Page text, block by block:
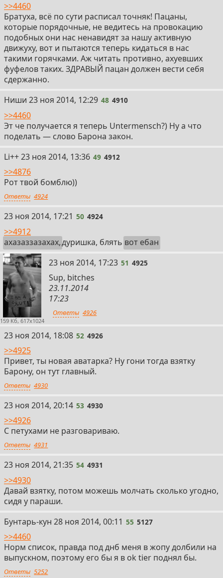
>>4460
Братуха, всё по сути расписал точняк! Пацаны,
которые порядочные, не ведитесь на провокацию
подобных они нас ненавидят за нашу активную
движуху, вот и пытаются теперь кидаться в нас
такими горячками. Аж читать противно, ахуевших
фуфелов таких. ЗДРАВЫЙ пацан должен вести себя
сдержанно.
Ниши 48
23 ноя 2014, 12:29 48 4910
>>4460
Эт че получается я теперь Untermensch?) Ну а что
поделать — слово Барона закон.
Li++ 49
23 ноя 2014, 13:36 49 4912
>>4876
Рот твой бомблю))
Ответы 4924
50
23 ноя 2014, 17:21 50 4924
>>4912
ахазаззазахах,дуришка, блять вот ебан
159 Кб, 617x1024
51
23 ноя 2014, 17:23 51 4925
Sup, bitches
23.11.2014
17:23
Ответы 4926
52
23 ноя 2014, 18:08 52 4926
>>4925
Привет, ты новая аватарка? Ну гони тогда взятку
Барону, он тут главный.
Ответы 4930
53
23 ноя 2014, 20:14 53 4930
>>4926
С петухами не разговариваю.
Ответы 4931
54
23 ноя 2014, 21:35 54 4931
>>4930
Давай взятку, потом можешь молчать сколько угодно,
сидя у параши.
Бунтарь-кун 55
28 ноя 2014, 00:11 55 5127
>>4460
Норм список, правда под днб меня в жопу долбили на
выпускном, поэтому его бы я в ok tier поднял бы.
Ответы 5252